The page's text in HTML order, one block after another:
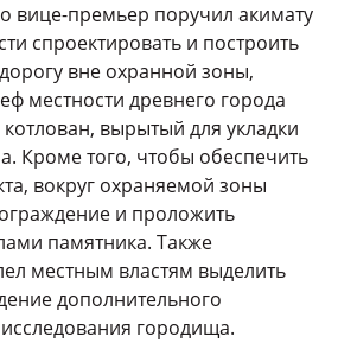
вице-премьер поручил акимату
спроектировать и построить
вне охранной зоны,
местности древнего города
вырытый для укладки
Кроме того, чтобы обеспечить
вокруг охраняемой зоны
и проложить
памятника. Также
местным властям выделить
дополнительного
городища.